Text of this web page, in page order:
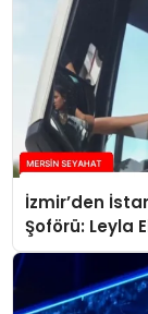
İzmir’den
Şoförü: Leyla